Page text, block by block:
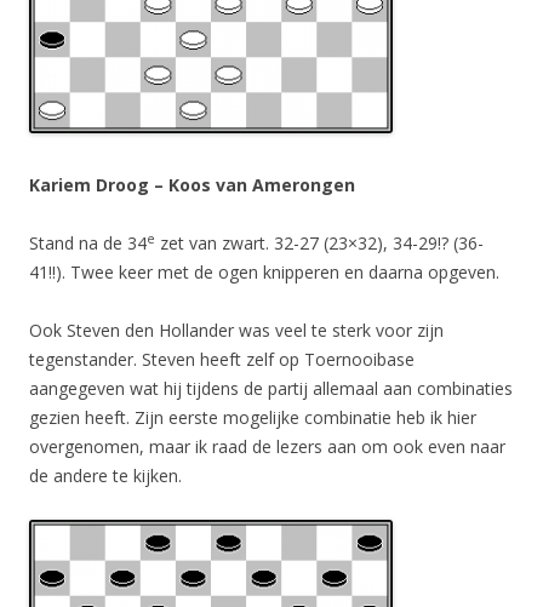
Kariem Droog – Koos van Amerongen
Stand na de 34e zet van zwart. 32-27 (23×32), 34-29!? (36-
41!!). Twee keer met de ogen knipperen en daarna opgeven.
Ook Steven den Hollander was veel te sterk voor zijn
tegenstander. Steven heeft zelf op Toernooibase
aangegeven wat hij tijdens de partij allemaal aan combinaties
gezien heeft. Zijn eerste mogelijke combinatie heb ik hier
overgenomen, maar ik raad de lezers aan om ook even naar
de andere te kijken.